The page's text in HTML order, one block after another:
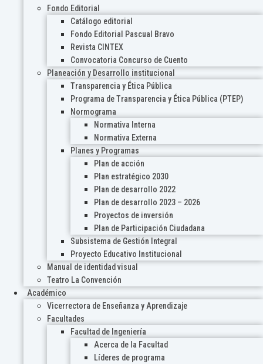
Fondo Editorial
Catálogo editorial
Fondo Editorial Pascual Bravo
Revista CINTEX
Convocatoria Concurso de Cuento
Planeación y Desarrollo institucional
Transparencia y Ética Pública
Programa de Transparencia y Ética Pública (PTEP)
Normograma
Normativa Interna
Normativa Externa
Planes y Programas
Plan de acción
Plan estratégico 2030
Plan de desarrollo 2022
Plan de desarrollo 2023 – 2026
Proyectos de inversión
Plan de Participación Ciudadana
Subsistema de Gestión Integral
Proyecto Educativo Institucional
Manual de identidad visual
Teatro La Convención
Académico
Vicerrectora de Enseñanza y Aprendizaje
Facultades
Facultad de Ingeniería
Acerca de la Facultad
Líderes de programa